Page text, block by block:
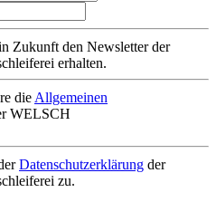
Zukunft den Newsletter der
erhalten.
die Allgemeinen
WELSCH
Datenschutzerklärung der
zu.